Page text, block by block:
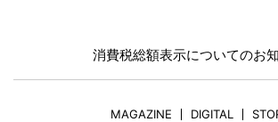
消費税総額表示についてのお
MAGAZINE DIGITAL